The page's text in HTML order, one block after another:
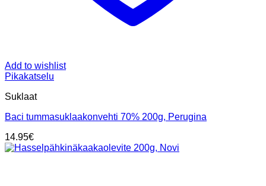
Add to wishlist
Pikakatselu
Suklaat
Baci tummasuklaakonvehti 70% 200g, Perugina
14.95€